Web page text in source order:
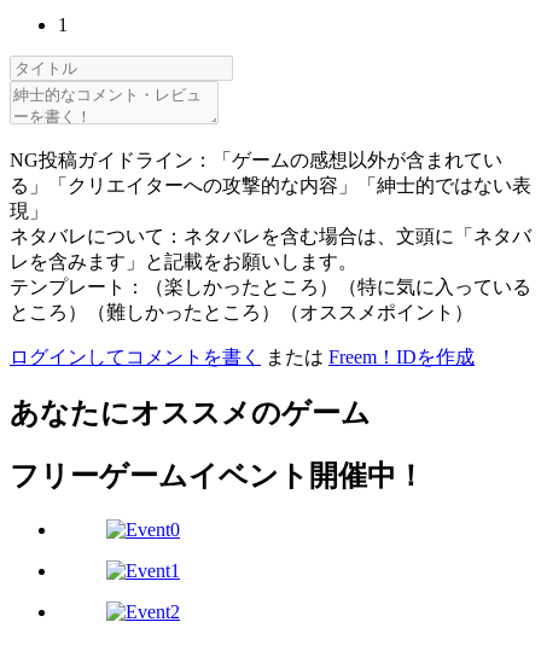
1
NG投稿ガイドライン：「ゲームの感想以外が含まれてい
る」「クリエイターへの攻撃的な内容」「紳士的ではない表
現」
ネタバレについて：ネタバレを含む場合は、文頭に「ネタバ
レを含みます」と記載をお願いします。
テンプレート：（楽しかったところ）（特に気に入っている
ところ）（難しかったところ）（オススメポイント）
ログインしてコメントを書く または Freem！IDを作成
あなたにオススメのゲーム
フリーゲームイベント開催中！